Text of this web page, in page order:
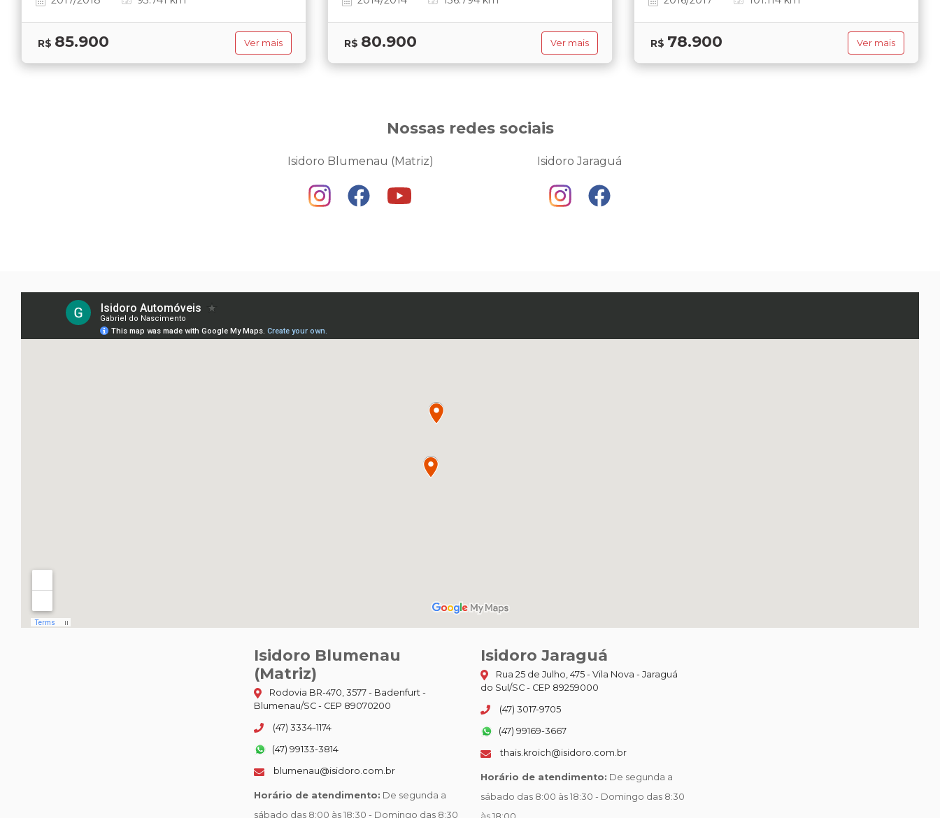
R$ 85.900 Ver mais R$ 80.900 Ver mais R$ 78.900 Ver mais
Nossas redes sociais
Isidoro Blumenau (Matriz) Isidoro Jaraguá
Isidoro Blumenau
(Matriz)
Rodovia BR-470, 3577 - Badenfurt -
Blumenau/SC - CEP 89070200
(47) 3334-1174
(47) 99133-3814
blumenau@isidoro.com.br
Horário de atendimento: De segunda a
sábado das 8:00 às 18:30 - Domingo das 8:30
Isidoro Jaraguá
Rua 25 de Julho, 475 - Vila Nova - Jaraguá
do Sul/SC - CEP 89259000
(47) 3017-9705
(47) 99169-3667
thais.kroich@isidoro.com.br
Horário de atendimento: De segunda a
sábado das 8:00 às 18:30 - Domingo das 8:30